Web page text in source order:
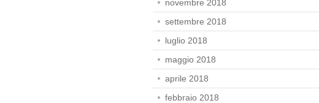
novembre 2018
settembre 2018
luglio 2018
maggio 2018
aprile 2018
febbraio 2018